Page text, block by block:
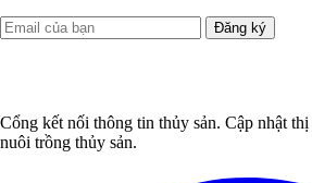
Đăng ký
Cổng kết nối thông tin thủy sản. Cập nhật
nuôi trồng thủy sản.